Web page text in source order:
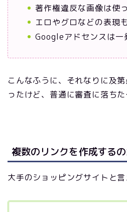
著作権違反な画像は使
エロやグロなどの表現
Googleアドセンスは一
こんなふうに、それなりに及
ったけど、普通に審査に落ち
複数のリンクを作成する
大手のショッピングサイトと言